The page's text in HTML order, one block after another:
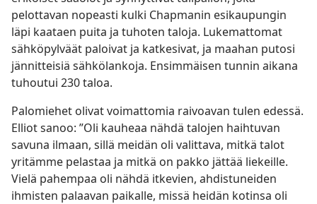
pelottavan nopeasti kulki Chapmanin esikaupungin
läpi kaataen puita ja tuhoten taloja. Lukemattomat
sähköpylväät paloivat ja katkesivat, ja maahan putosi
jännitteisiä sähkölankoja. Ensimmäisen tunnin aikana
tuhoutui 230 taloa.
Palomiehet olivat voimattomia raivoavan tulen edessä.
Elliot sanoo: ”Oli kauheaa nähdä talojen haihtuvan
savuna ilmaan, sillä meidän oli valittava, mitkä talot
yritämme pelastaa ja mitkä on pakko jättää liekeille.
Vielä pahempaa oli nähdä itkevien, ahdistuneiden
ihmisten palaavan paikalle, missä heidän kotinsa oli